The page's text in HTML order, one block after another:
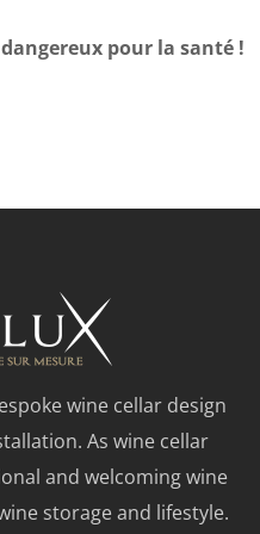
pour la santé !
wine cellar design
As wine cellar
and welcoming wine
storage and lifestyle.